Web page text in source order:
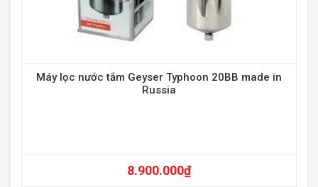
Máy lọc nước tắm Geyser Typhoon 20BB made in
Russia
8.900.000₫